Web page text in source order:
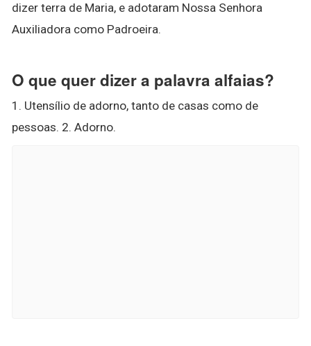
dizer terra de Maria, e adotaram Nossa Senhora
Auxiliadora como Padroeira.
O que quer dizer a palavra alfaias?
1. Utensílio de adorno, tanto de casas como de
pessoas. 2. Adorno.